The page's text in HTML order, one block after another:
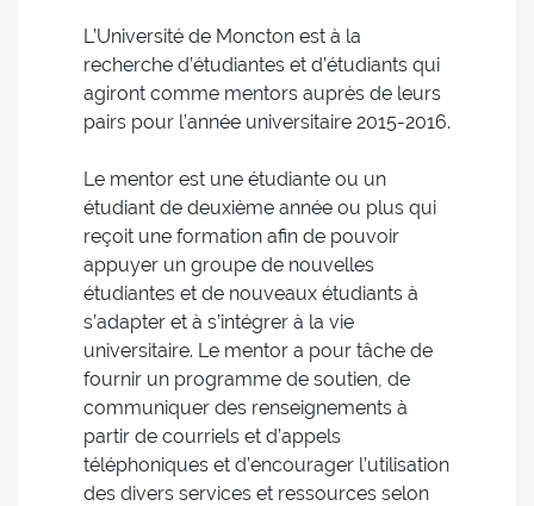
L’Université de Moncton est à la
recherche d’étudiantes et d’étudiants qui
agiront comme mentors auprès de leurs
pairs pour l’année universitaire 2015-2016.
Le mentor est une étudiante ou un
étudiant de deuxième année ou plus qui
reçoit une formation afin de pouvoir
appuyer un groupe de nouvelles
étudiantes et de nouveaux étudiants à
s’adapter et à s’intégrer à la vie
universitaire. Le mentor a pour tâche de
fournir un programme de soutien, de
communiquer des renseignements à
partir de courriels et d’appels
téléphoniques et d’encourager l’utilisation
des divers services et ressources selon